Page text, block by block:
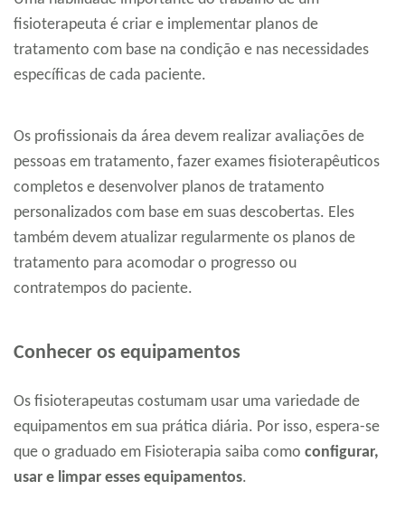
fisioterapeuta é criar e implementar planos de
tratamento com base na condição e nas necessidades
específicas de cada paciente.
Os profissionais da área devem realizar avaliações de
pessoas em tratamento, fazer exames fisioterapêuticos
completos e desenvolver planos de tratamento
personalizados com base em suas descobertas. Eles
também devem atualizar regularmente os planos de
tratamento para acomodar o progresso ou
contratempos do paciente.
Conhecer os equipamentos
Os fisioterapeutas costumam usar uma variedade de
equipamentos em sua prática diária. Por isso, espera-se
que o graduado em Fisioterapia saiba como configurar,
usar e limpar esses equipamentos.